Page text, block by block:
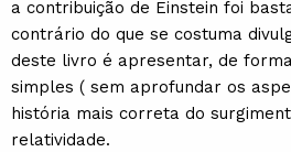
a contribuição de Einstein foi
contrário do que se costuma
deste livro é apresentar, de
simples ( sem aprofundar os
história mais correta do
relatividade.